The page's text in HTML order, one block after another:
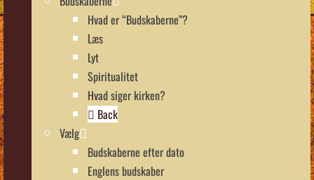
Hvad er “Budskaberne”?
Læs
Lyt
Spiritualitet
Hvad siger kirken?
Back
Vælg
Budskaberne efter dato
Englens budskaber